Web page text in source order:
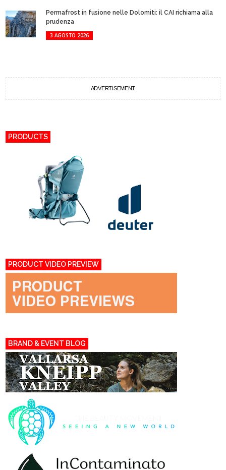
Permafrost in fusione nelle Dolomiti: il CAI richiama alla
prudenza
3 AGOSTO 2026
ADVERTISEMENT
PRODUCTS
PRODUCT VIDEO PREVIEW
BRAND & EVENT BLOG